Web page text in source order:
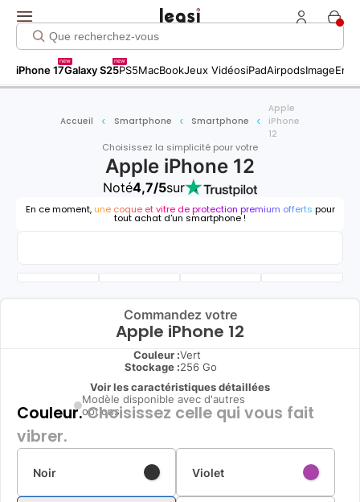
iPhone 17
new
Galaxy S25
new
PS5MacBookJeux VidéosiPadAirpodsImage
Accueil Smartphone Smartphone
Apple
iPhone
12
Choisissez la simplicité pour votre
Apple iPhone 12
Noté4,7/5sur
En ce moment, une coque et vitre de protection premium offerts pour
tout achat d'un smartphone !
Commandez votre
Apple iPhone 12
Couleur :Vert
Stockage :256 Go
Voir les caractéristiques détaillées
Modèle disponible avec d'autres
options
Couleur.Choisissez celle qui vous fait
vibrer.
Noir Violet